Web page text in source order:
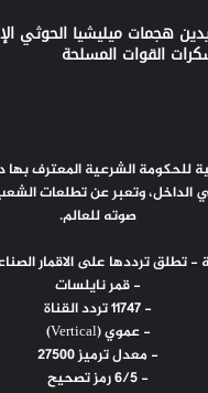
يدين هجمات ميليشيا الحوثي
القوات المسلحة
للحكومة الشرعية المعترف بها
الداخل، وتعبر عن تطلعات
صوته للعالم.
- تطلق ترددها على الاقمار
- قمر نايلسات
- 11747 تردد القناة
- عموي (Vertical)
- معدل ترميز 27500
- 6/5 رمز تصحيح